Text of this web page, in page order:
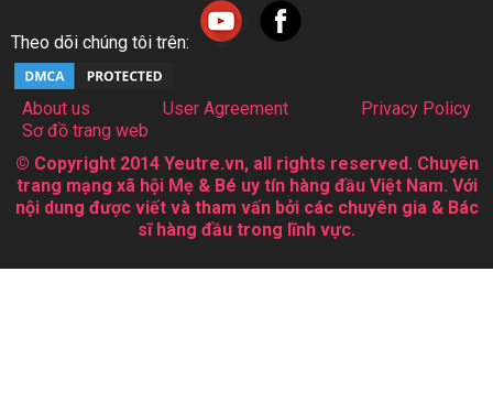
Theo dõi chúng tôi trên:
About us User Agreement
Privacy Policy
Sơ đồ trang web
© Copyright 2014 Yeutre.vn, all rights reserved. Chuyên
trang mạng xã hội Mẹ & Bé uy tín hàng đầu Việt Nam. Với
nội dung được viết và tham vấn bởi các chuyên gia & Bác
sĩ hàng đầu trong lĩnh vực.